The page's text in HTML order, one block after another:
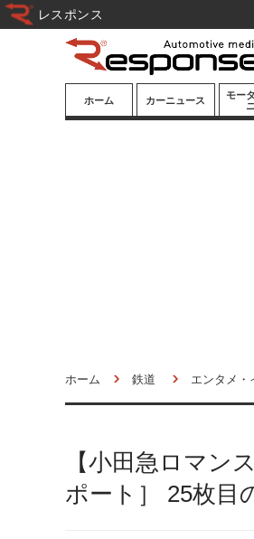
ホーム カーニュース
モー
ホーム 鉄道 エンタメ・
【小田急ロマン
ポート］ 25枚目
レスポンス